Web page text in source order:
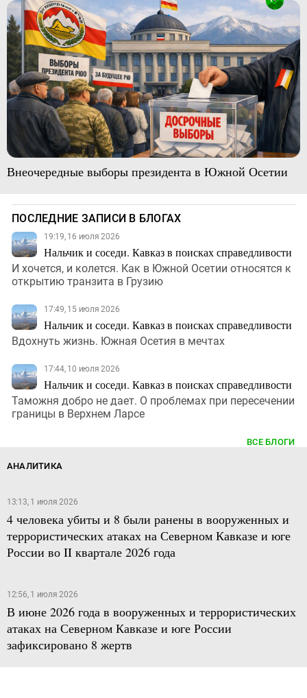
Внеочередные выборы президента в Южной Осетии
ПОСЛЕДНИЕ ЗАПИСИ В БЛОГАХ
19:19, 16 июля 2026
Нальчик и соседи. Кавказ в поисках справедливости
И хочется, и колется. Как в Южной Осетии относятся к
открытию транзита в Грузию
17:49, 15 июля 2026
Нальчик и соседи. Кавказ в поисках справедливости
Вдохнуть жизнь. Южная Осетия в мечтах
17:44, 10 июля 2026
Нальчик и соседи. Кавказ в поисках справедливости
Таможня добро не дает. О проблемах при пересечении
границы в Верхнем Ларсе
ВСЕ БЛОГИ
АНАЛИТИКА
13:13, 1 июля 2026
4 человека убиты и 8 были ранены в вооруженных и
террористических атаках на Северном Кавказе и юге
России во II квартале 2026 года
12:56, 1 июля 2026
В июне 2026 года в вооруженных и террористических
атаках на Северном Кавказе и юге России
зафиксировано 8 жертв